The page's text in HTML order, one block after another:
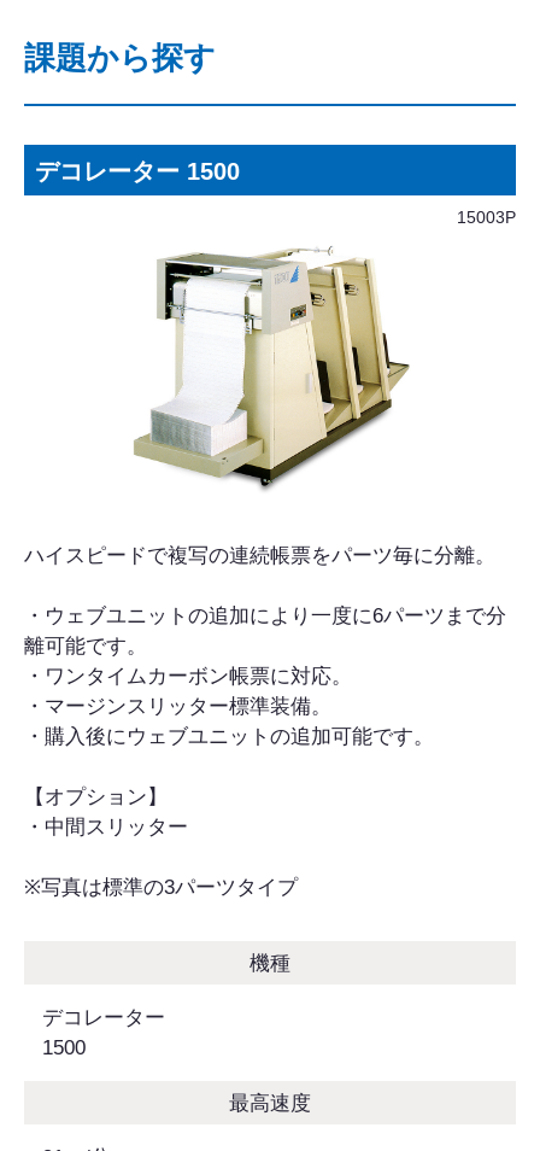
課題から探す
デコレーター 1500
15003P
ハイスピードで複写の連続帳票をパーツ毎に分離。
・ウェブユニットの追加により一度に6パーツまで分
離可能です。
・ワンタイムカーボン帳票に対応。
・マージンスリッター標準装備。
・購入後にウェブユニットの追加可能です。
【オプション】
・中間スリッター
※写真は標準の3パーツタイプ
機種
デコレーター
1500
最高速度